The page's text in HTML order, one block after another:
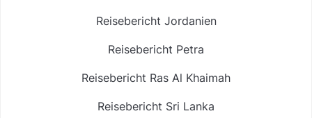
Reisebericht Jordanien
Reisebericht Petra
Reisebericht Ras Al Khaimah
Reisebericht Sri Lanka